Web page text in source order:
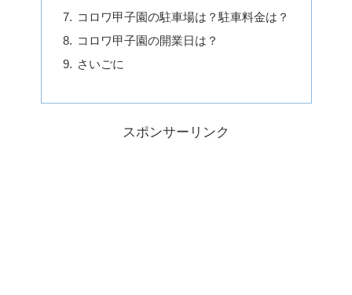
コロワ甲子園の駐車場は？駐車料金は？
コロワ甲子園の開業日は？
さいごに
スポンサーリンク